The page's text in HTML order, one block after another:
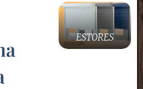
ESTORES